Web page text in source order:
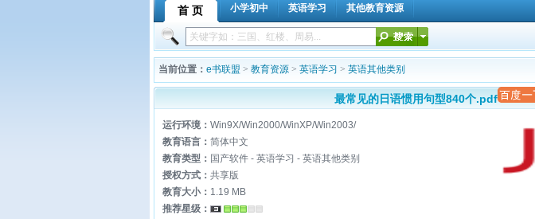
首 页 小学初中 英语学习 其他教育资源
当前位置： e书联盟 > 教育资源 > 英语学习 > 英语其他类别
最常见的日语惯用句型840个.pdf
运行环境： Win9X/Win2000/WinXP/Win2003/
教育语言： 简体中文
教育类型： 国产软件 - 英语学习 - 英语其他类别
授权方式： 共享版
教育大小： 1.19 MB
推荐星级：